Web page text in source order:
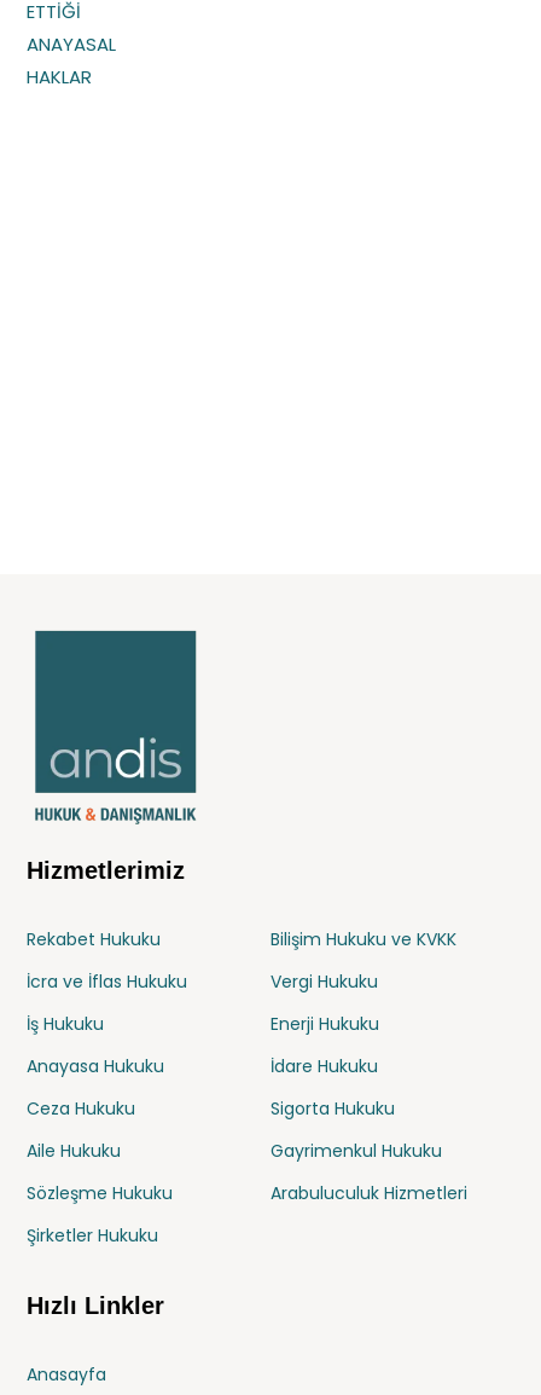
Hizmetlerimiz
Rekabet Hukuku
Bilişim Hukuku ve KVKK
İcra ve İflas Hukuku
Vergi Hukuku
İş Hukuku
Enerji Hukuku
Anayasa Hukuku
İdare Hukuku
Ceza Hukuku
Sigorta Hukuku
Aile Hukuku
Gayrimenkul Hukuku
Sözleşme Hukuku
Arabuluculuk Hizmetleri
Şirketler Hukuku
Hızlı Linkler
Anasayfa